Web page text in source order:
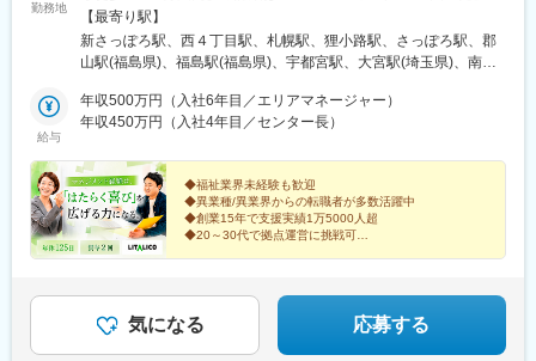
勤務地
検索でご確認いただけます。■北海道：札幌、函館■福島県：福
島、郡山■栃木県：宇都宮■埼玉県：さいたま、和光、所沢、越
谷、草加、朝霞■千葉県：千葉、柏、船橋、松戸、市原■東京都：
横須賀、大和、厚木■静岡県：静岡、浜松、富士■愛知県：名古
屋、春日井、尾張旭、豊明、一宮、豊田、岡崎■新潟県：新潟■富
宇治■岡山県：倉敷■広島県：広島、福山■熊本県：熊本■福岡県：
久留米※上記には新規開設予定（住所未確定）の拠点もございま
す。※上記以外の拠点希望も歓迎※別拠点（ご希望エリア内）での
ご案内になる可能性あり※受動喫煙対策：屋内全面禁煙★全国に拠
点があり事例も豊富！共通の相談チャットで、拠点を超えて相談
【最寄り駅】
新さっぽろ駅、西４丁目駅、札幌駅、狸小路駅、さっぽろ駅、郡
山駅(福島県)、福島駅(福島県)、宇都宮駅、大宮駅(埼玉県)、南与
柏駅、西船橋駅、松戸駅、水道橋駅、錦糸町駅、岩本町駅、日暮
里駅(舎人ライナー)、葛西駅、新板橋駅、亀有駅、新小岩駅、向原
中目黒駅、南新宿駅、新宿御苑前駅、京王八王子駅、三鷹駅、府
中駅(東京都)、立川南駅、立川北駅、センター南駅、新横浜駅、関
内駅、桜木町駅、戸塚駅、京急川崎駅、川崎駅、二俣川駅、本厚
木駅、新潟駅、新静岡駅、浜松駅、丸の内駅(愛知県)、名鉄名古屋
駅、久屋大通駅、岩塚駅、高蔵寺駅、藤が丘駅(愛知県)、八事駅、
崎駅、北新地駅、大阪梅田駅(阪急線)、西梅田駅、西中島南方駅、
石橋阪大前駅、京都河原町駅、烏丸御池駅、大宮駅(京都府)、京都
駅、東寺駅、桃山御陵前駅、宇治駅(奈良線)、椥辻駅、倉敷市駅、
給与
年収500万円（入社6年目／エリアマネージャー）
年収450万円（入社4年目／センター長）
◆福祉業界未経験も歓迎
◆異業種/異業界からの転職者が多数活躍中
◆創業15年で支援実績1万5000人超
◆20～30代で拠点運営に挑戦可
気になる 応募する